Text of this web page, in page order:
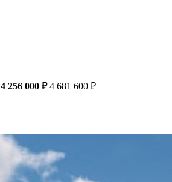
4 256 000 ₽ 4 681 600 ₽